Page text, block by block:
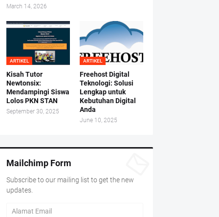
March 14, 2026
ARTIKEL
Kisah Tutor
Newtonsix:
Mendampingi Siswa
Lolos PKN STAN
September 30, 2025
ARTIKEL
Freehost Digital
Teknologi: Solusi
Lengkap untuk
Kebutuhan Digital
Anda
June 10, 2025
Mailchimp Form
Subscribe to our mailing list to get the new
updates.